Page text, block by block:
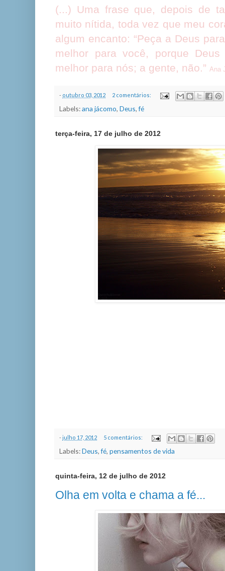
(...) Uma frase que, depois de
muito nítida, toda vez que meu
algum encanto: “Peça a Deus
melhor para você, porque
melhor para nós; a gente, não.” Ana
- outubro 03, 2012 2 comentários:
Labels:ana jácomo, Deus,fé
terça-feira, 17 de julho de 2012
-julho 17, 2012 5 comentários:
Labels:Deus,fé, pensamentos de vida
quinta-feira, 12 de julho de 2012
Olha em volta e chama a fé...